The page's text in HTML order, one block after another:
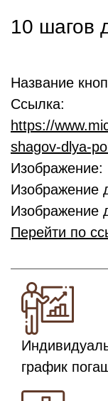
10 шагов
Название
Ссылка:
https://
shagov-dlya-
Изображение:
Изображение
Изображение
Перейти по
график